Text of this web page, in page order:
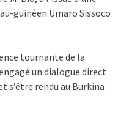
guinéen Umaro Sissoco
tournante de la
un dialogue direct
s’être rendu au Burkina